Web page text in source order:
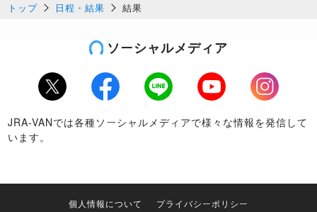
トップ 日程・結果 結果
ソーシャルメディア
Twitter Facebook LINE Youtube
Instagram
JRA-VANでは各種ソーシャルメディアで様々な情報を発信して
います。
個人情報について プライバシーポリシー